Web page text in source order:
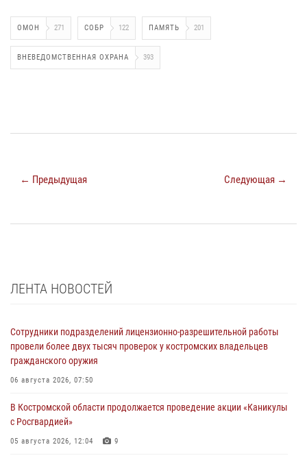
ОМОН 271 СОБР 122 ПАМЯТЬ 201
ВНЕВЕДОМСТВЕННАЯ ОХРАНА 393
← Предыдущая Следующая →
ЛЕНТА НОВОСТЕЙ
Сотрудники подразделений лицензионно-разрешительной работы
провели более двух тысяч проверок у костромских владельцев
гражданского оружия
06 августа 2026, 07:50
В Костромской области продолжается проведение акции «Каникулы
с Росгвардией»
05 августа 2026, 12:04 9